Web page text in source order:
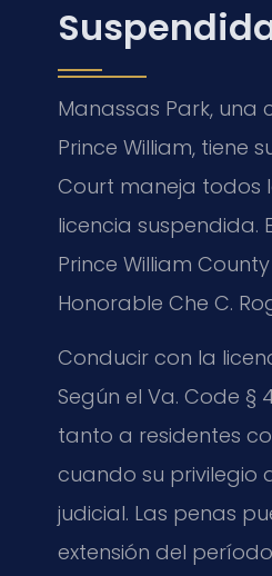
Manassas Park,
Prince William, tiene
Court maneja todos
licencia suspendida.
Prince William
Honorable Che C.
Conducir con la
Según el Va. Code §
tanto a residentes
cuando su privilegio
judicial. Las penas
extensión del